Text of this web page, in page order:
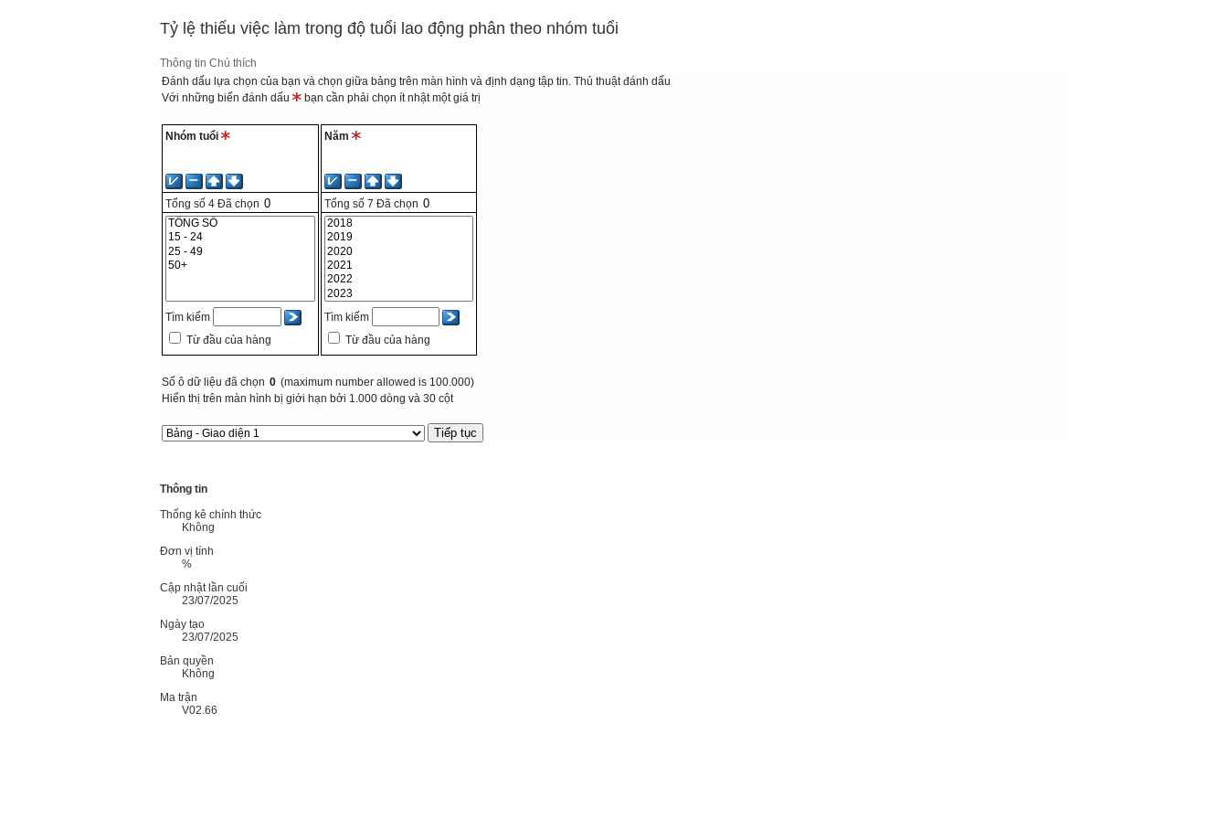
Tỷ lệ thiếu việc làm trong độ tuổi lao động phân theo nhóm tuổi
Thông tin Chú thích
Đánh dấu lựa chọn của bạn và chọn giữa bảng trên màn hình và định dạng tập tin.Thủ thuật đánh dấu
Với những biến đánh dấu
bạn cần phải chọn ít nhật một giá trị
Nhóm tuổi
Tổng số 4 Đã chọn
Tìm kiếm
Từ đầu của hàng
Năm
Tổng số 7 Đã chọn
Tìm kiếm
Từ đầu của hàng
Số ô dữ liệu đã chọn 0 (maximum number allowed is 100.000)
Hiển thị trên màn hình bị giới hạn bởi 1.000 dòng và 30 cột
Thông tin
Thống kê chính thức
Không
Đơn vị tính
%
Cập nhật lần cuối
23/07/2025
Ngày tạo
23/07/2025
Bản quyền
Không
Ma trận
V02.66